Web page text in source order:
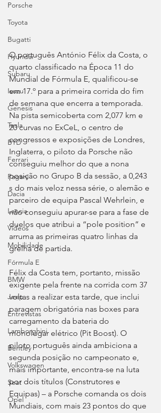
Porsche
Toyota
Bugatti
Hyundai
Subaru
Isuzu
Genesis
Tesla
BYD
Ferrari
Pagani
Dacia
Lancia
Videos
Mobilidade
Fórmula E
BMW
Jeep
Entrevistas
Lamborghini
Bentley
Volkswagen
Seat
Opel
O português António Félix da Costa, o
quarto classificado na Época 11 do
Mundial de Fórmula E, qualificou-se
em 17.º para a primeira corrida do fim
de semana que encerra a temporada.
Na pista semicoberta com 2,077 km e
20 curvas no ExCeL, o centro de
congressos e exposições de Londres,
Inglaterra, o piloto da Porsche não
conseguiu melhor do que a nona
posição no Grupo B da sessão, a 0,243
s do mais veloz nessa série, o alemão e
parceiro de equipa Pascal Wehrlein, e
não conseguiu apurar-se para a fase de
duelos que atribui a “pole position” e
arruma as primeiras quatro linhas da
grelha de partida.
Félix da Costa tem, portanto, missão
exigente pela frente na corrida com 37
voltas a realizar esta tarde, que inclui
paragem obrigatória nas boxes para
carregamento da bateria do
monolugar elétrico (Pit Boost). O
piloto português ainda ambiciona a
segunda posição no campeonato e,
mais importante, encontra-se na luta
por dois títulos (Construtores e
Equipas) – a Porsche comanda os dois
Mundiais, com mais 23 pontos do que